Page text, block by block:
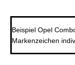
Beispiel Opel
Markenzeichen